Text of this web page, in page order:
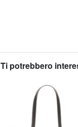
Ti potrebbero